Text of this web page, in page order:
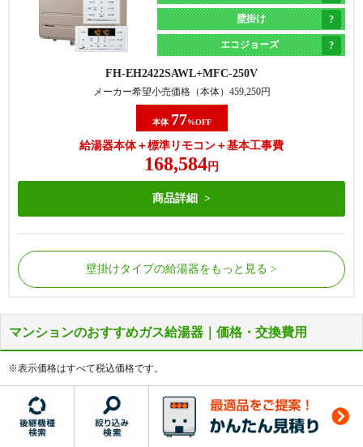
壁掛け
エコジョーズ
FH-EH2422SAWL MFC-250V
メーカー希望小売価格（本体） 459,250円
本体 77%OFF
給湯器本体＋標準リモコン＋基本工事費
168,584 円
商品詳細
壁掛けタイプの給湯器をもっと見る
屋外の床に据置で設置されているタイプの給湯器で
給湯器側面から配管が接続されています。
浴槽にある循環金具の数が1つだけの場合に該当し
ます。
屋外の床に据置で設置されているタイプの給湯器で
給湯器側面から配管が接続されています。
浴槽にある循環金具の数が2つの場合に該当しま
す。
マンションのおすすめガス給湯器｜価格・交換費用
※表示価格はすべて税込価格です。
壁掛け
タイプ
PS
タイプ